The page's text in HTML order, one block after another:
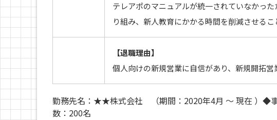
テレアポのマニュアルが統一されていなかっ
り組み、新人教育にかかる時間を削減させるこ
【退職理由】
個人向けの新規営業に自信があり、新規開拓営
勤務先名：★★株式会社 （期間：2020年4月 ～ 現在 ）◆
数：200名